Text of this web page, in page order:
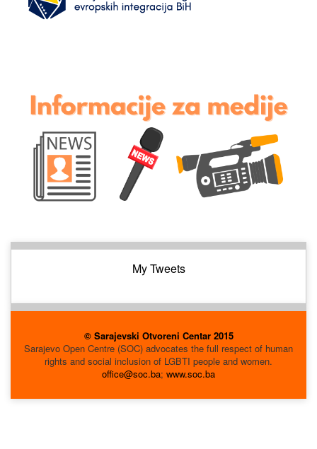
My Tweets
© Sarajevski Otvoreni Centar 2015
Sarajevo Open Centre (SOC) advocates the full respect of human
rights and social inclusion of LGBTI people and women.
office@soc.ba; www.soc.ba